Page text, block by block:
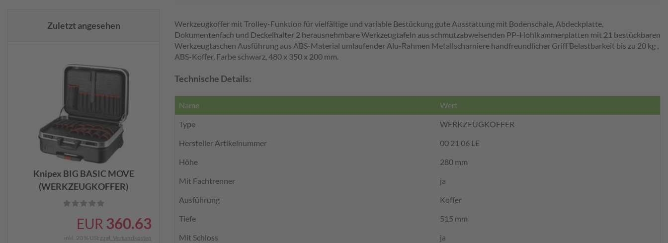
Zuletzt angesehen
Knipex BIG BASIC MOVE
(WERKZEUGKOFFER)
EUR 360.63
inkl. 20 % USt zzgl. Versandkosten
Werkzeugkoffer mit Trolley-Funktion für vielfältige und variable Bestückung gute Ausstattung mit Bodenschale, Abdeckplatte,
Dokumentenfach und Deckelhalter 2 herausnehmbare Werkzeugtafeln aus schmutzabweisenden PP-Hohlkammerplatten mit 21 bestückbaren
Werkzeugtaschen Ausführung aus ABS-Material umlaufender Alu-Rahmen Metallscharniere handfreundlicher Griff Belastbarkeit bis zu 20 kg ,
ABS-Koffer, Farbe schwarz, 480 x 350 x 200 mm.
Technische Details:
Name
Wert
Type
WERKZEUGKOFFER
Hersteller Artikelnummer
00 21 06 LE
Höhe
280 mm
Mit Fachtrenner
ja
Ausführung
Koffer
Tiefe
515 mm
Mit Schloss
ja